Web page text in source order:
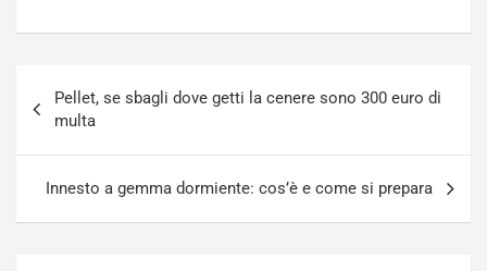
articoli
Pellet, se sbagli dove getti la cenere sono 300 euro di
multa
Innesto a gemma dormiente: cos’è e come si prepara